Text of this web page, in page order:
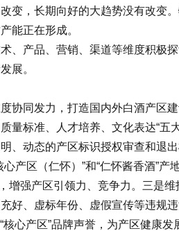
，长期向好的大趋势没有改变
能正在形成。
产品、营销、渠道等维度积极
展。
同发力，打造国内外白酒产区
标准、人才培养、文化表达“
、动态的产区标识授权审查和
产区（仁怀）”和“仁怀酱香酒”产
强产区引领力、竞争力。三是
好、虚标年份、虚假宣传等违规
心产区”品牌声誉，为产区健康发